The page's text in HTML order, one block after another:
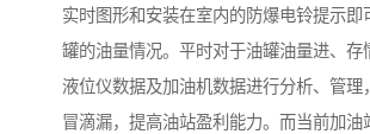
实时图形和安装在室内的防爆电铃提示即
罐的油量情况。平时对于油罐油量进、存
液位仪数据及加油机数据进行分析、管理
冒滴漏，提高油站盈利能力。而当前加油